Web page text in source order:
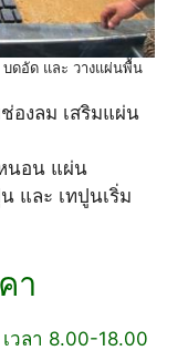
ดอัด และ วางแผ่นพื้น
องลม เสริมแผ่น
นอน แผ่น
และ เทปูนเริ่ม
า
วลา 8.00-18.00